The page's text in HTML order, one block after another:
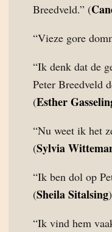
Breedveld.” (
“Vieze gore
“Ik denk dat de
Peter Breedveld
(Esther
“Nu weet ik het
(Sylvia
“Ik ben dol op
(Sheila Sitalsing)
“Ik vind hem